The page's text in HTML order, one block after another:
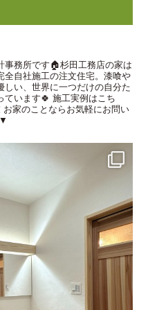
事務所です🏠杉田工務店の家は
全自社施工の注文住宅。漆喰や
しい、世界に一つだけの自分た
ています🍀 施工実例はこち
お家のことならお気軽にお問い